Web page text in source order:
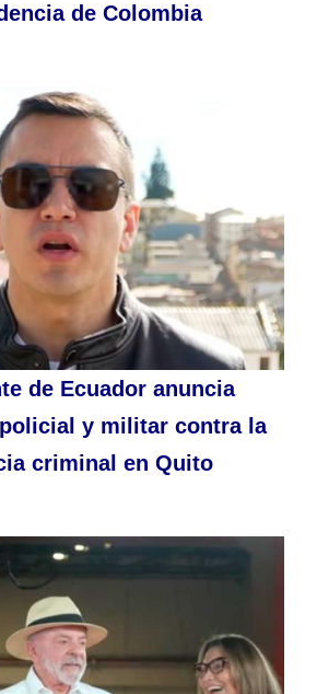
de Colombia
de Ecuador anuncia
y militar contra la
criminal en Quito